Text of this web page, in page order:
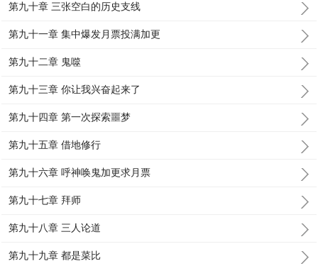
第九十章 三张空白的历史支线
第九十一章 集中爆发月票投满加更
第九十二章 鬼噬
第九十三章 你让我兴奋起来了
第九十四章 第一次探索噩梦
第九十五章 借地修行
第九十六章 呼神唤鬼加更求月票
第九十七章 拜师
第九十八章 三人论道
第九十九章 都是菜比